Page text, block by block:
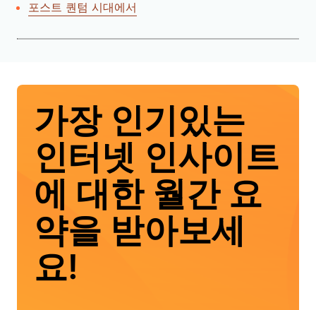
포스트 퀀텀 시대에서
가장 인기있는
인터넷 인사이트
에 대한 월간 요
약을 받아보세
요!